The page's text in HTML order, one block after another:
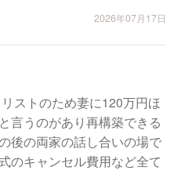
2026年07月17日
ストのため妻に120万円ほ
言うのがあり再構築できる
後の両家の話し合いの場で
のキャンセル費用など全て